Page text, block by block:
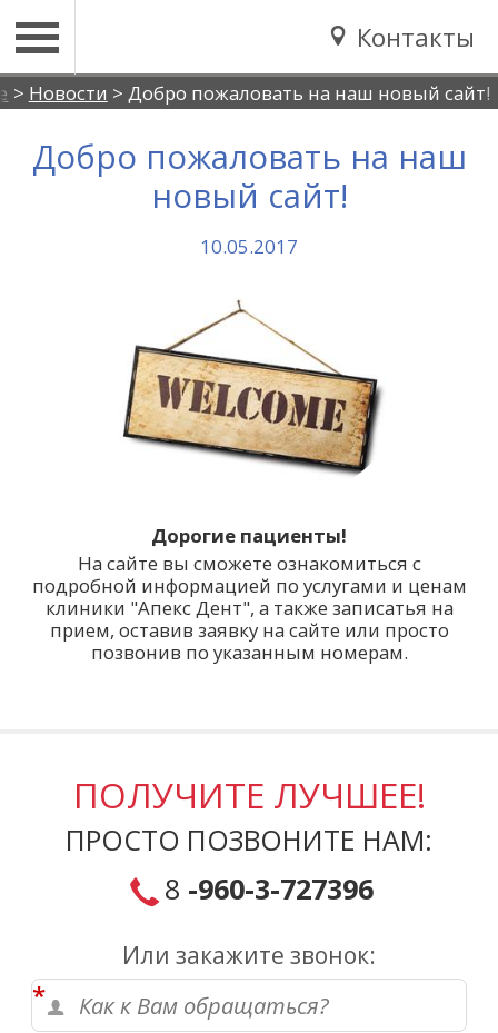
Контакты
Вы здесь
> Новости > Добро пожаловать на наш новый сайт!
Добро пожаловать на наш
новый сайт!
10.05.2017
Дорогие пациенты!
На сайте вы сможете ознакомиться с
подробной информацией по услугами и ценам
клиники "Апекс Дент", а также записатья на
прием, оставив заявку на сайте или просто
позвонив по указанным номерам.
ПОЛУЧИТЕ ЛУЧШЕЕ!
ПРОСТО ПОЗВОНИТЕ НАМ:
8 -960-3-727396
Или закажите звонок:
*